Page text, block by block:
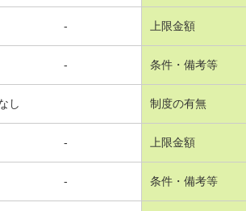
- 上限金額
- 条件・備考等
し 制度の有無
- 上限金額
- 条件・備考等